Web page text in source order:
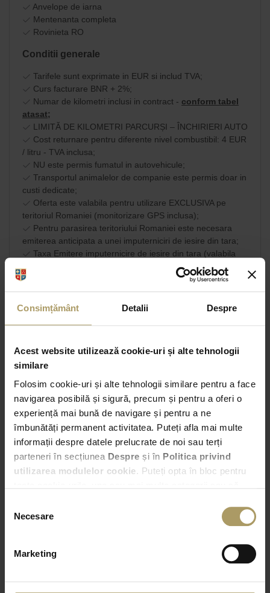
Consimțământ Detalii Despre
Acest website utilizează cookie-uri și alte tehnologii
similare
Folosim cookie-uri și alte tehnologii similare pentru a face
navigarea posibilă și sigură, precum și pentru a oferi o
experiență mai bună de navigare și pentru a ne
îmbunătăți permanent activitatea. Puteți afla mai multe
informații despre datele prelucrate de noi sau terți
parteneri în secțiunea Despre și în Politica privind
utilizarea modulelor cookie. Puteți opta în bloc pentru
corespunzător. Fac excepție cookie-urile necesare, care
sunt activate automat, conform legislației în vigoare.
consimțământului
Necesare
Marketing
Anvelope de iarna
Mentenanta completa
Rovinieta RO
Conditii generale
Tarifele sunt exprimate in EUR si includ TVA;
Curs facturare BNR + 2%;
Numar de kilometri inclusi in contract - conform tabel
atasat;
LIMITĂ DE KILOMETRI PARCURȘI – ÎNCHIRIERI AUTO
Cost returnare pentru diferente nivel combustibil: 4 EUR
/ litru - TVA inclusa;
NU este permis fumatul in autovehicule;
Transportul animalelor de companie este permis doar in
custi dedicate;
Oferta este valabila pentru utilizare EXCLUSIVA pe
teritoriul Romaniei (monitorizare GPS inclusa);
Pentru parasirea teritoriului Romaniei este necesara
emiterea anticipata a unei imputerniciri de iesire din tara;
Taxa Emitere imputernicire de iesire din tara (valabila
doar pe teritoriul UE): 40 EUR - TVA inclusa.
Am citit si sunt de
acord cu
SHARE
Preluare
Bucuresti – Bd. Expozitiei nr. 2
20:00